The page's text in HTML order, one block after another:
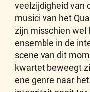
veelzijdigheid van
musici van het
zijn misschien wel
ensemble in de
scene van dit
kwartet beweegt
ene genre naar